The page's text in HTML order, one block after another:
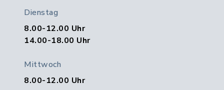
Dienstag
8.00-12.00 Uhr
14.00-18.00 Uhr
Mittwoch
8.00-12.00 Uhr